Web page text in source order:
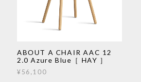
ABOUT A CHAIR AAC 12
2.0 Azure Blue［ HAY ］
¥56,100